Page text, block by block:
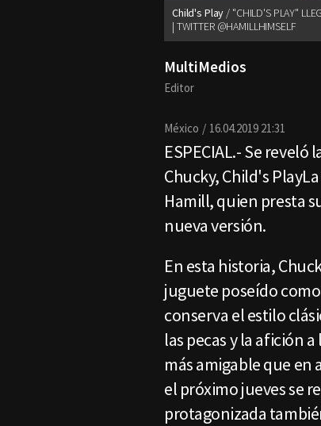
Child's Play
"CHILD'S PLAY"
| TWITTER @HAMILLHIMSELF
MultiMedios
Editor
México 16.04.2019 21:31
ESPECIAL.- Se
Chucky, Child's
Hamill, quien presta
nueva versión.
En esta historia,
juguete poseído
conserva el estilo
las pecas y la afición
más amigable que en
el próximo jueves se
protagonizada